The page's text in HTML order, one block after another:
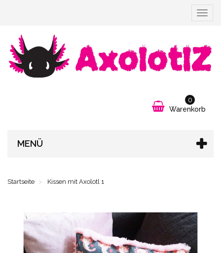
Warenkorb
0
MENÜ
Startseite Kissen mit Axolotl 1